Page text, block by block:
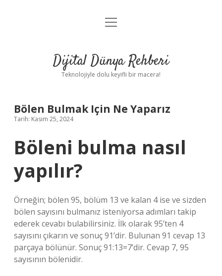
Anasayfa
Yasal Uyarı
menüyü
Dijital Dünya Rehberi
Teknolojiyle dolu keyifli bir macera!
Bölen Bulmak Için Ne Yaparız
Tarih: Kasım 25, 2024
Böleni bulma nasıl
yapılır?
Örneğin; bölen 95, bölüm 13 ve kalan 4 ise ve sizden
bölen sayısını bulmanız isteniyorsa adımları takip
ederek cevabı bulabilirsiniz. İlk olarak 95’ten 4
sayısını çıkarın ve sonuç 91’dir. Bulunan 91 cevap 13
parçaya bölünür. Sonuç 91:13=7’dir. Cevap 7, 95
sayısının bölenidir.